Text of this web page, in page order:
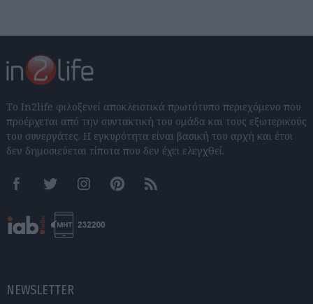
Το In2life φιλοξενεί αποκλειστικά πρωτότυπο περιεχόμενο που
προέρχεται από την συντακτική του ομάδα και τους εξωτερικούς
του συνεργάτες. Η εγκυρότητα είναι βασική του αρχή και έτσι
δεν δημοσιεύεται τίποτα που δεν έχει ελεγχθεί.
FacebookTwitter InstagramPinterestRSS feeds
NEWSLETTER